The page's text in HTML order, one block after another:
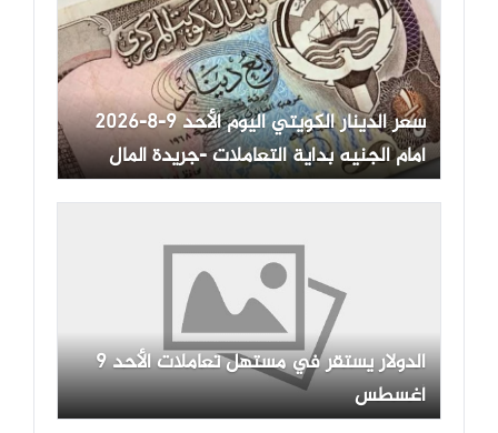
سعر الدينار الكويتي اليوم الأحد 9-8-2026
أمام الجنيه بداية التعاملات -جريدة المال
الدولار يستقر في مستهل تعاملات الأحد 9
أغسطس